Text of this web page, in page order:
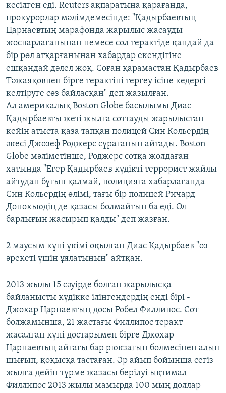
кесілген еді. Reuters ақпаратына қарағанда,
прокурорлар мәлімдемесінде: "Қадырбаевтың
Царнаевтың марафонда жарылыс жасауды
жоспарлағанынан немесе сол терактіде қандай да
бір рөл атқарғанынан хабардар екендігіне
ешқандай дәлел жоқ. Соған қарамастан Қадырбаев
Тәжаяқовпен бірге терактіні тергеу ісіне кедергі
келтіруге сөз байласқан" деп жазылған.
Ал америкалық Boston Globe басылымы Диас
Қадырбаевты жеті жылға соттауды жарылыстан
кейін атыста қаза тапқан полицей Син Кольердің
әкесі Джозеф Роджерс сұрағанын айтады. Boston
Globe мәліметінше, Роджерс сотқа жолдаған
хатында "Егер Қадырбаев күдікті террорист жайлы
айтудан бұғып қалмай, полицияға хабарлағанда
Син Кольердің өлімі, тағы бір полицей Ричард
Донохьюдің де қазасы болмайтын ба еді. Ол
барлығын жасырып қалды" деп жазған.
2 маусым күні үкімі оқылған Диас Қадырбаев "өз
әрекеті үшін ұялатынын" айтқан.
2013 жылы 15 сәуірде болған жарылысқа
байланысты күдікке ілінгендердің енді бірі -
Джохар Царнаевтың досы Робел Филлипос. Сот
болжамынша, 21 жастағы Филлипос теракт
жасалған күні достарымен бірге Джохар
Царнаевтың айғағы бар рюкзагын бөлмесінен алып
шығып, қоқысқа тастаған. Әр айып бойынша сегіз
жылға дейін түрме жазасы берілуі ықтимал
Филлипос 2013 жылы мамырда 100 мың доллар